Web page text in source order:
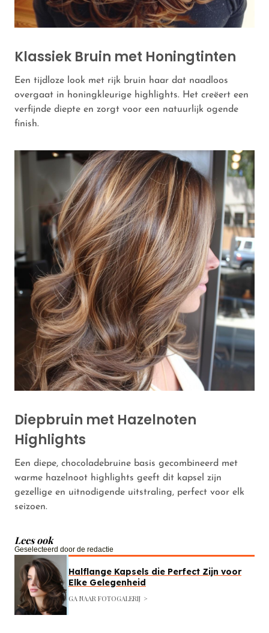
Klassiek Bruin met Honingtinten
Een tijdloze look met rijk bruin haar dat naadloos
overgaat in honingkleurige highlights. Het creëert een
verfijnde diepte en zorgt voor een natuurlijk ogende
finish.
Diepbruin met Hazelnoten
Highlights
Een diepe, chocoladebruine basis gecombineerd met
warme hazelnoot highlights geeft dit kapsel zijn
gezellige en uitnodigende uitstraling, perfect voor elk
seizoen.
Lees ook
Geselecteerd door de redactie
Halflange Kapsels die Perfect Zijn voor
Elke Gelegenheid
GA NAAR FOTOGALERIJ